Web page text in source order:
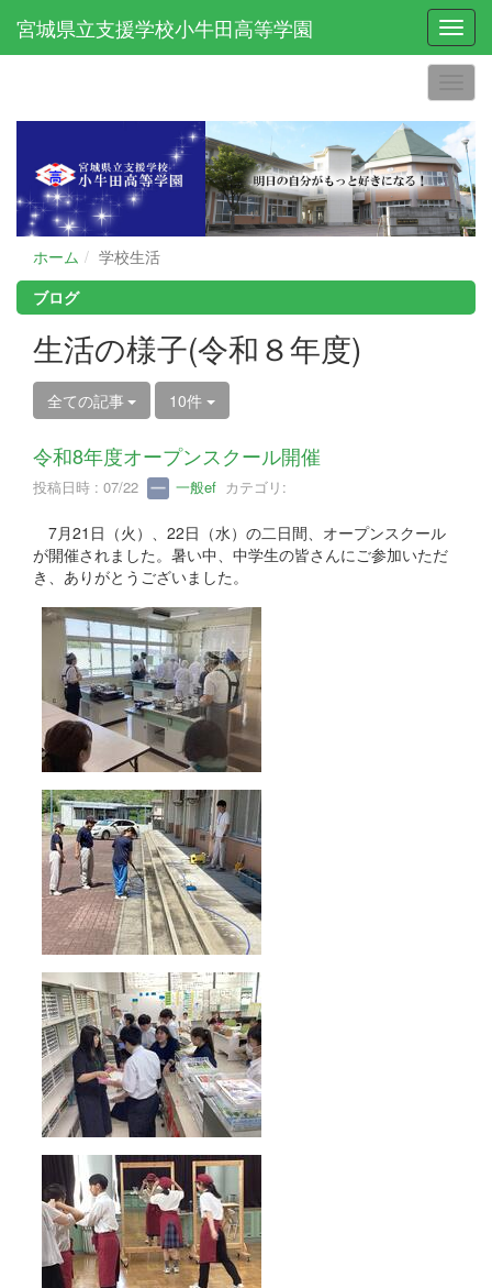
宮城県立支援学校小牛田高等学園
ホーム
学校生活
ブログ
生活の様子(令和８年度)
全ての記事 10件
令和8年度オープンスクール開催
投稿日時 : 07/22 一般ef カテゴリ:
7月21日（火）、22日（水）の二日間、オープンスクール
が開催されました。暑い中、中学生の皆さんにご参加いただ
き、ありがとうございました。